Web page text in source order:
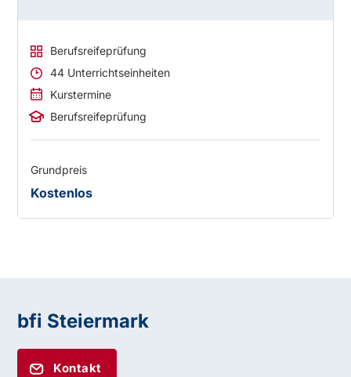
Berufsreifeprüfung
44 Unterrichtseinheiten
Kurstermine
Berufsreifeprüfung
Grundpreis
Kostenlos
bfi Steiermark
Kontakt